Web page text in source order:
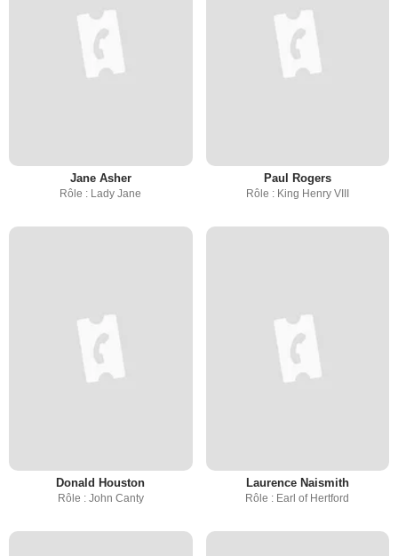
Jane Asher
Rôle : Lady Jane
Paul Rogers
Rôle : King Henry VIII
Donald Houston
Rôle : John Canty
Laurence Naismith
Rôle : Earl of Hertford